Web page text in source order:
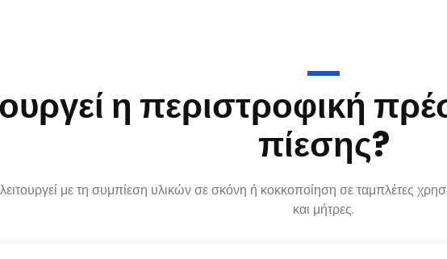
η περιστροφική
πίεσης?
με τη συμπίεση υλικών σε σκόνη ή κοκκοποίηση σε ταμπλέτες
και μήτρες.